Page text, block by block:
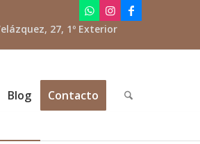
27, 1º Exterior
Blog Contacto